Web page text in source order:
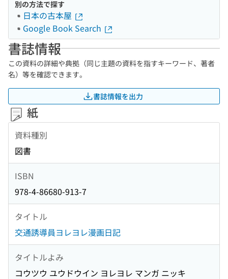
別の方法で探す
日本の古本屋
Google Book Search
書誌情報
この資料の詳細や典拠（同じ主題の資料を指すキーワード、著者
名）等を確認できます。
書誌情報を出力
紙
資料種別
図書
ISBN
978-4-86680-913-7
タイトル
交通誘導員ヨレヨレ漫画日記
タイトルよみ
コウツウ ユウドウイン ヨレヨレ マンガ ニッキ